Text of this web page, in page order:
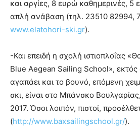
και αργίες, 8 ευρώ καθημερινές, 5
απλή ανάβαση (τηλ. 23510 82994,
www.elatohori-ski.gr).
-Και επειδή η σχολή ιστιοπλοΐας
Blue Aegean Sailing School»,
αγαπάει και το βουνό, επόμενη
σκι, είναι στο Μπάνσκο
2017. Όσοι λοιπόν, πιστοί,
(http://www.baxsailingschool.gr/).